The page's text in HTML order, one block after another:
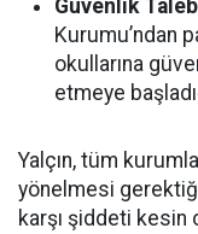
Güvenlik
Kurumu’ndan
okullarına
etmeye
Yalçın, tüm
yönelmesi
karşı şiddeti kesin